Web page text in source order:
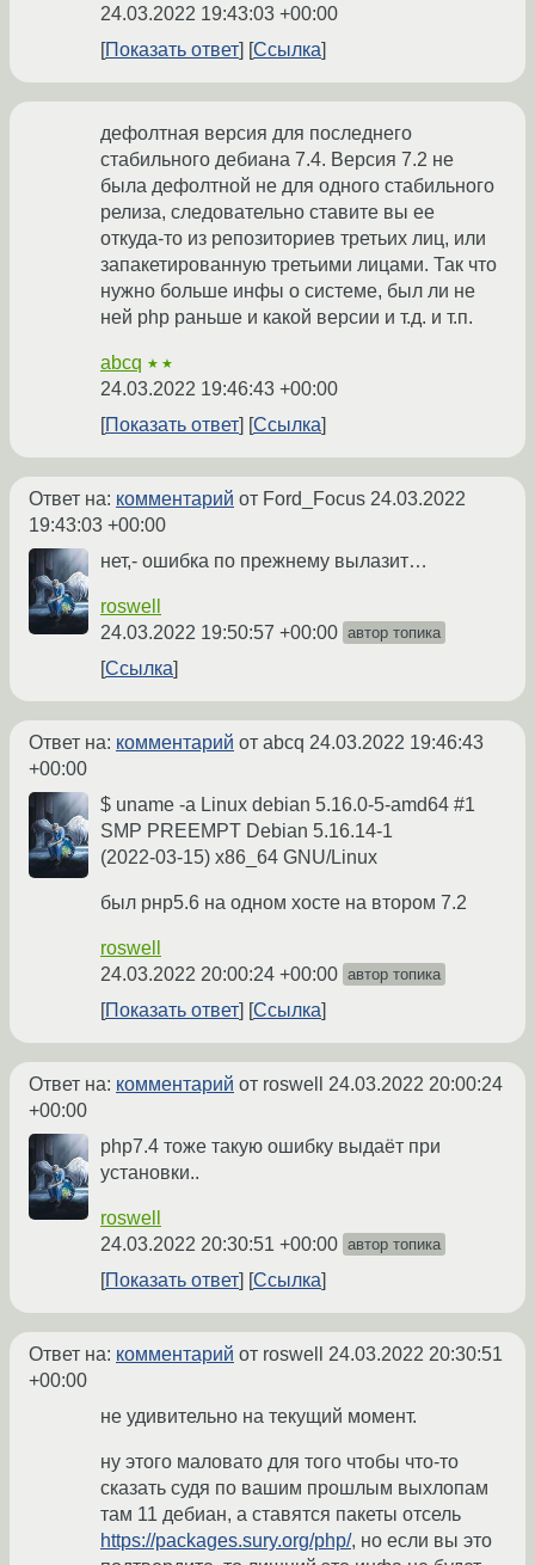
24.03.2022 19:43:03 +00:00
Показать ответ
Ссылка
дефолтная версия для последнего
стабильного дебиана 7.4. Версия 7.2 не
была дефолтной не для одного стабильного
релиза, следовательно ставите вы ее
откуда-то из репозиториев третьих лиц, или
запакетированную третьими лицами. Так что
нужно больше инфы о системе, был ли не
ней php раньше и какой версии и т.д. и т.п.
abcq ★★
24.03.2022 19:46:43 +00:00
Показать ответ
Ссылка
Ответ на: комментарий от Ford_Focus 24.03.2022
19:43:03 +00:00
нет,- ошибка по прежнему вылазит…
roswell
24.03.2022 19:50:57 +00:00 автор топика
Ссылка
Ответ на: комментарий от abcq 24.03.2022 19:46:43
+00:00
$ uname -a Linux debian 5.16.0-5-amd64 #1
SMP PREEMPT Debian 5.16.14-1
(2022-03-15) x86_64 GNU/Linux
был рнр5.6 на одном хосте на втором 7.2
roswell
24.03.2022 20:00:24 +00:00 автор топика
Показать ответ Ссылка
Ответ на: комментарий от roswell 24.03.2022 20:00:24
+00:00
php7.4 тоже такую ошибку выдаёт при
установки..
roswell
24.03.2022 20:30:51 +00:00 автор топика
Показать ответ Ссылка
Ответ на: комментарий от roswell 24.03.2022 20:30:51
+00:00
не удивительно на текущий момент.
ну этого маловато для того чтобы что-то
сказать судя по вашим прошлым выхлопам
там 11 дебиан, а ставятся пакеты отсель
https://packages.sury.org/php/, но если вы это